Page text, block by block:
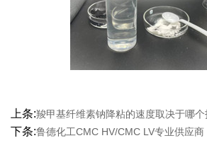
上条:羧甲基纤维素钠降粘的速度取决于哪个
下条:鲁德化工CMC HV/CMC LV专业供应商